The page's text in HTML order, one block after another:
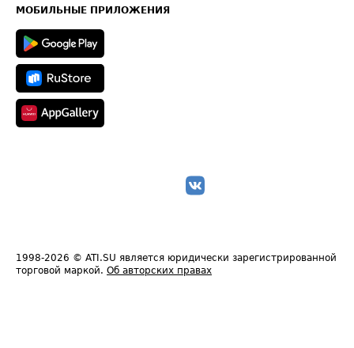
Техническая информация
МОБИЛЬНЫЕ ПРИЛОЖЕНИЯ
1998-2026 © ATI.SU является юридически зарегистрированной
торговой маркой. Об авторских правах